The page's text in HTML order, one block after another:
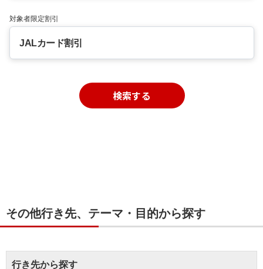
対象者限定割引
JALカード割引
検索する
その他行き先、テーマ・目的から探す
行き先から探す